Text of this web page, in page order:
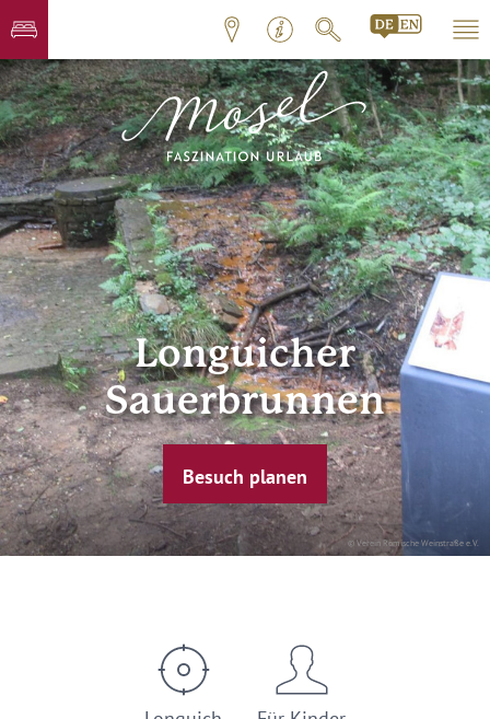
© Verein Römische Weinstraße e.V.
Longuicher
Sauerbrunnen
Besuch planen